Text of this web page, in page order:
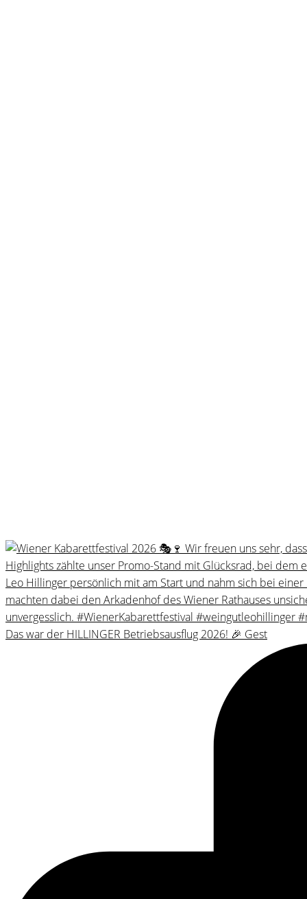
Das war der HILLINGER Betriebsausflug 2026! 🎉 Gest